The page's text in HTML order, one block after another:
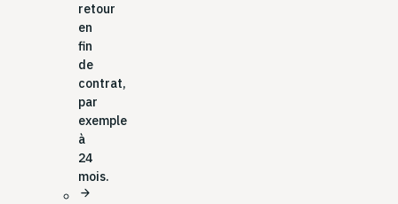
retour
en
fin
de
contrat,
par
exemple
à
24
mois.
arrow_forward